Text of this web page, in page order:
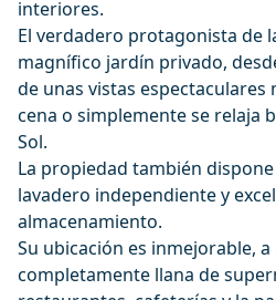
interiores.
El verdadero protagonista de
magnífico jardín privado,
de unas vistas espectaculares
cena o simplemente se relaja
Sol.
La propiedad también
lavadero independiente y
almacenamiento.
Su ubicación es inmejorable,
completamente llana de